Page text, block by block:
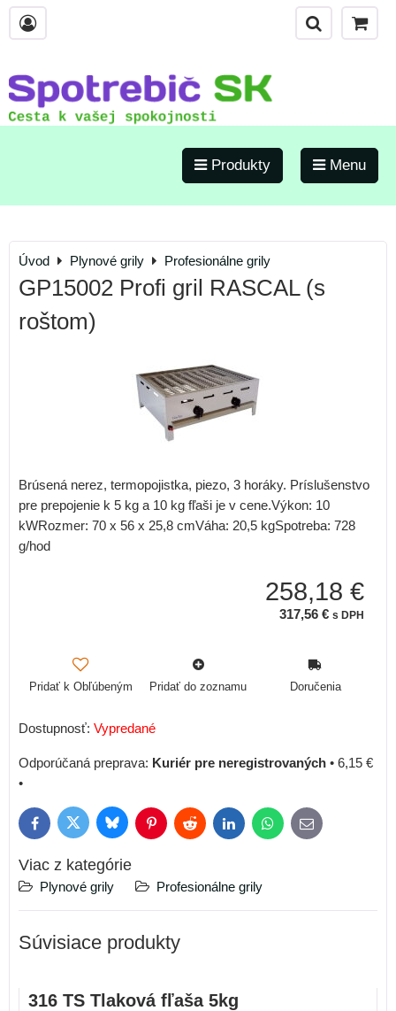
Produkty Menu
Úvod Plynové grily Profesionálne grily
GP15002 Profi gril RASCAL (s
roštom)
Brúsená nerez, termopojistka, piezo, 3 horáky. Príslušenstvo
pre prepojenie k 5 kg a 10 kg fľaši je v cene.Výkon: 10
kWRozmer: 70 x 56 x 25,8 cmVáha: 20,5 kgSpotreba: 728
g/hod
258,18 €
317,56 € s DPH
Pridať k Obľúbeným Pridať do zoznamu Doručenia
Dostupnosť: Vypredané
Kuriér pre neregistrovaných • 6,15 €
•
FacebookTwitter BlueskyPinterestReddit LinkedInWhatsApp
E-
mail
Viac z kategórie
Plynové grily Profesionálne grily
Súvisiace produkty
316 TS Tlaková fľaša 5kg